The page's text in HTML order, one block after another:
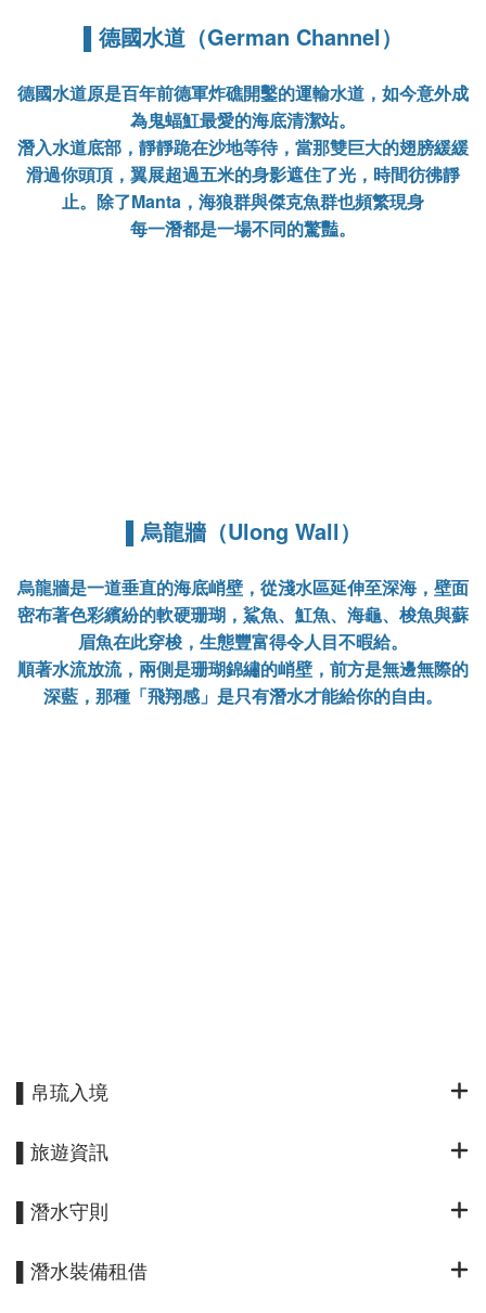
▌德國水道（German Channel）
德國水道原是百年前德軍炸礁開鑿的運輸水道，如今意外成
為鬼蝠魟最愛的海底清潔站。
潛入水道底部，靜靜跪在沙地等待，當那雙巨大的翅膀緩緩
滑過你頭頂，翼展超過五米的身影遮住了光，時間彷彿靜
止。除了Manta，海狼群與傑克魚群也頻繁現身
每一潛都是一場不同的驚豔。
▌烏龍牆（Ulong Wall）
烏龍牆是一道垂直的海底峭壁，從淺水區延伸至深海，壁面
密布著色彩繽紛的軟硬珊瑚，鯊魚、魟魚、海龜、梭魚與蘇
眉魚在此穿梭，生態豐富得令人目不暇給。
順著水流放流，兩側是珊瑚錦繡的峭壁，前方是無邊無際的
深藍，那種「飛翔感」是只有潛水才能給你的自由。
▌帛琉入境
▌旅遊資訊
▌潛水守則
▌潛水裝備租借